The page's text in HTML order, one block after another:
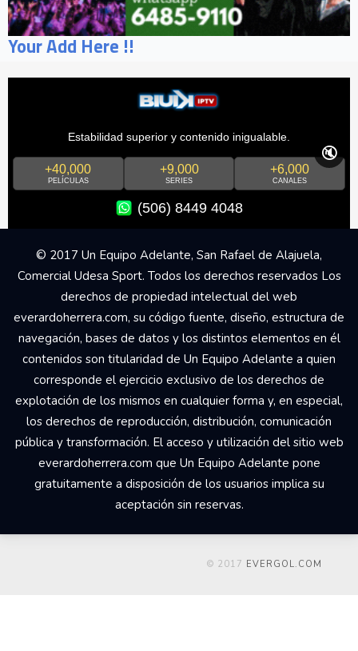
Your Add Here !!
Estabilidad superior y contenido inigualable.
+40,000
PELÍCULAS
+9,000
SERIES
+6,000
CANALES
(506) 8449 4048
🔇
© 2017 Un Equipo Adelante, San Rafael de Alajuela,
Comercial Udesa Sport. Todos los derechos reservados Los
derechos de propiedad intelectual del web
everardoherrera.com, su código fuente, diseño, estructura de
navegación, bases de datos y los distintos elementos en él
contenidos son titularidad de Un Equipo Adelante a quien
corresponde el ejercicio exclusivo de los derechos de
explotación de los mismos en cualquier forma y, en especial,
los derechos de reproducción, distribución, comunicación
pública y transformación. El acceso y utilización del sitio web
everardoherrera.com que Un Equipo Adelante pone
gratuitamente a disposición de los usuarios implica su
aceptación sin reservas.
© 2017 EVERGOL.COM